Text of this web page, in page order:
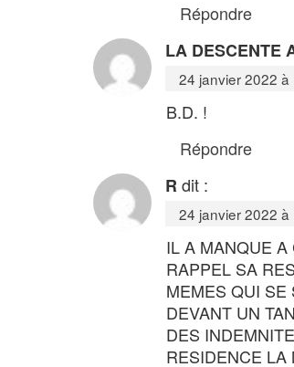
Répondre
LA DESCENTE
24 janvier 2022 à
B.D. !
Répondre
R dit :
24 janvier 2022 à
IL A MANQUE
RAPPEL SA
MEMES QUI SE
DEVANT UN
DES
RESIDENCE LA